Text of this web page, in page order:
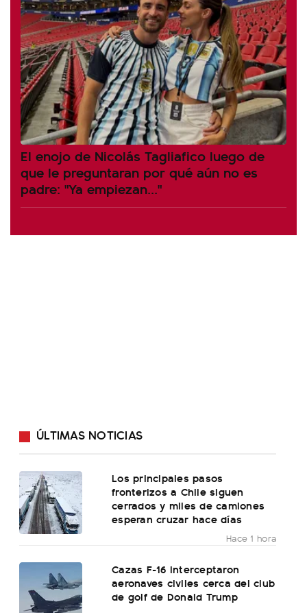
El enojo de Nicolás Tagliafico luego de
que le preguntaran por qué aún no es
padre: "Ya empiezan..."
ÚLTIMAS NOTICIAS
Los principales pasos
fronterizos a Chile siguen
cerrados y miles de camiones
esperan cruzar hace días
Hace 1 hora
Cazas F-16 interceptaron
aeronaves civiles cerca del club
de golf de Donald Trump